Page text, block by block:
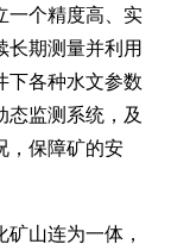
一个精度高、实
长期测量并利用
下各种水文参数
态监测系统，及
，保障矿的安
山连为一体，